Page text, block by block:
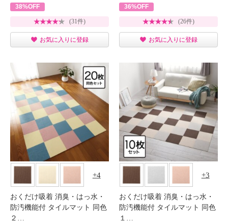
38%OFF
(31件)
お気に入りに登録
36%OFF
(26件)
お気に入りに登録
4
おくだけ吸着 消臭・はっ水・
防汚機能付 タイルマット 同色
２…
3
おくだけ吸着 消臭・はっ水・
防汚機能付 タイルマット 同色
１…